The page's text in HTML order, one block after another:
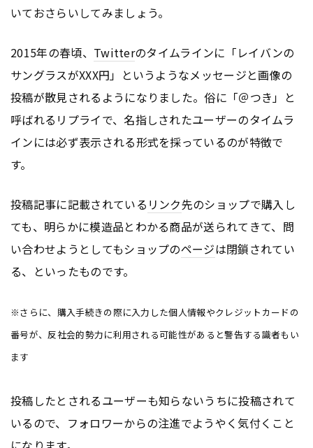
いておさらいしてみましょう。
2015年の春頃、 Twitterのタイムラインに「レイバンの
サングラスがXXX円」というようなメッセージと画像の
投稿が散見されるようになりました。俗に「＠つき」と
呼ばれるリプライで、名指しされたユーザーのタイムラ
インには必ず表示される形式を採っているのが特徴で
す。
投稿記事に記載されている リンク先のショップで購入し
ても、明らかに模造品とわかる商品が送られてきて、問
い合わせようとしてもショップのページは閉鎖されてい
る、といったものです。
※さらに、購入手続きの際に入力した個人情報やクレジットカードの
番号が、反社会的勢力に利用される可能性があると警告する識者もい
ます
投稿したとされるユーザーも知らないうちに投稿されて
いるので、フォロワーからの注進でようやく気付くこと